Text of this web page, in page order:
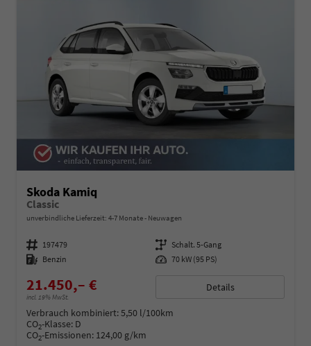
Skoda Kamiq
Classic
unverbindliche Lieferzeit: 4-7 Monate Neuwagen
Fahrzeugnummer 197479 Getriebe Schalt. 5-Gang
Kraftstoff Benzin Leistung 70 kW (95 PS)
21.450,– €
incl. 19% MwSt.
Details
Verbrauch kombiniert:5,50 l/100km
CO2-Klasse: D
CO2-Emissionen: 124,00 g/km